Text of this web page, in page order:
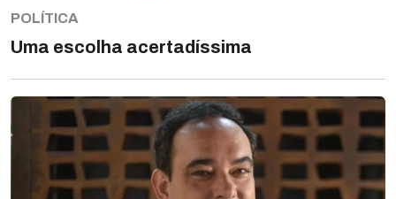
POLÍTICA
Uma escolha acertadíssima